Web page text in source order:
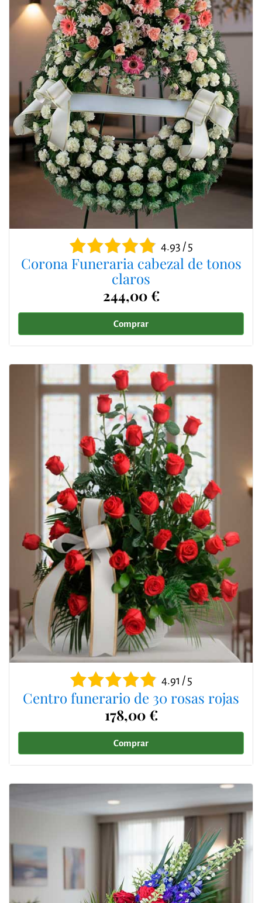
4.93 / 5
Corona Funeraria cabezal de tonos
claros
244,00 €
Comprar
4.91 / 5
Centro funerario de 30 rosas rojas
178,00 €
Comprar